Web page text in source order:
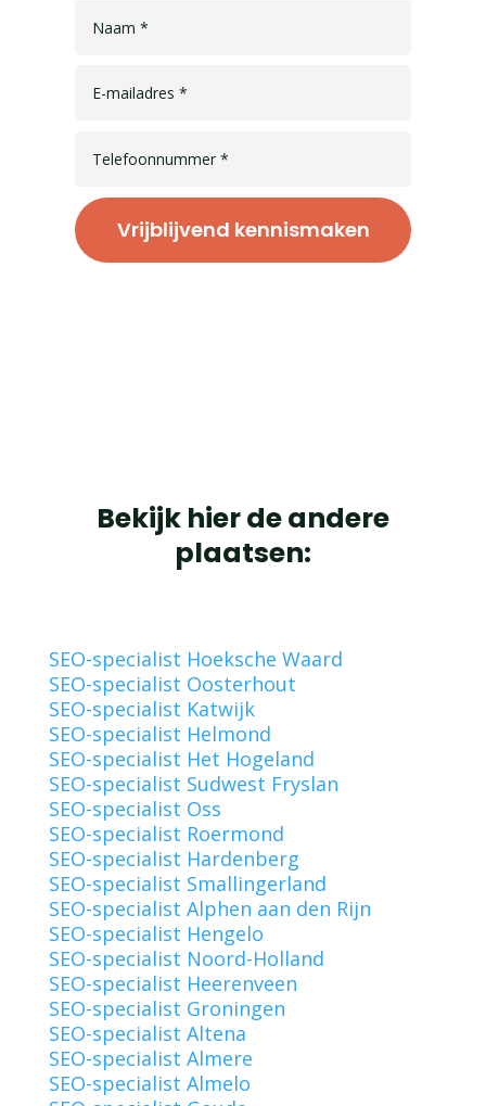
Vrijblijvend kennismaken
Bekijk hier de andere
plaatsen:
SEO-specialist Hoeksche Waard
SEO-specialist Oosterhout
SEO-specialist Katwijk
SEO-specialist Helmond
SEO-specialist Het Hogeland
SEO-specialist Sudwest Fryslan
SEO-specialist Oss
SEO-specialist Roermond
SEO-specialist Hardenberg
SEO-specialist Smallingerland
SEO-specialist Alphen aan den Rijn
SEO-specialist Hengelo
SEO-specialist Noord-Holland
SEO-specialist Heerenveen
SEO-specialist Groningen
SEO-specialist Altena
SEO-specialist Almere
SEO-specialist Almelo